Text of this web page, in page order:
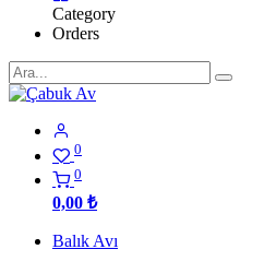
Category
Orders
0
0
0,00 ₺
Balık Avı